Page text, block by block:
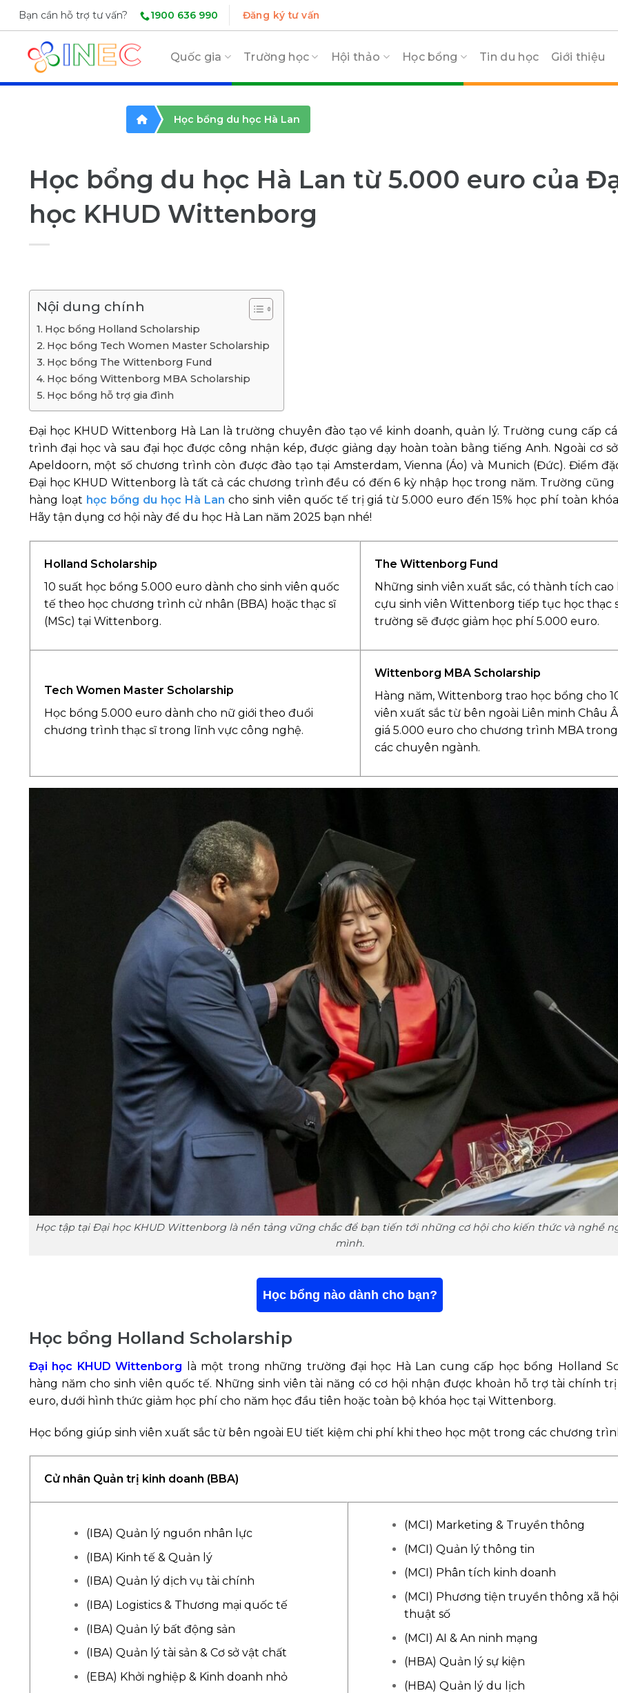
Skip
content
Bạn cần hỗ trợ tư vấn? 1900 636 990 Đăng ký tư vấn
Quốc gia Trường học Hội thảo Học bổng Tin du học Giới thiệu
Học bổng du học Hà Lan
Học bổng du học Hà Lan từ 5.000 euro của
học KHUD Wittenborg
Nội dung chính
Học bổng Holland Scholarship
Học bổng Tech Women Master Scholarship
Học bổng The Wittenborg Fund
Học bổng Wittenborg MBA Scholarship
Học bổng hỗ trợ gia đình
Đại học KHUD Wittenborg Hà Lan là trường chuyên đào tạo về kinh doanh, quản lý. Trường cung cấp
trình đại học và sau đại học được công nhận kép, được giảng dạy hoàn toàn bằng tiếng Anh. Ngoài cơ
Apeldoorn, một số chương trình còn được đào tạo tại Amsterdam, Vienna (Áo) và Munich (Đức). Điểm
Đại học KHUD Wittenborg là tất cả các chương trình đều có đến 6 kỳ nhập học trong năm. Trường cũng
hàng loạt học bổng du học Hà Lan cho sinh viên quốc tế trị giá từ 5.000 euro đến 15% học phí toàn
Hãy tận dụng cơ hội này để du học Hà Lan năm 2025 bạn nhé!
Holland Scholarship
10 suất học bổng 5.000 euro dành cho sinh viên quốc
tế theo học chương trình cử nhân (BBA) hoặc thạc sĩ
(MSc) tại Wittenborg.
The Wittenborg Fund
Những sinh viên xuất sắc, có thành tích cao
cựu sinh viên Wittenborg tiếp tục học thạc
trường sẽ được giảm học phí 5.000 euro.
Tech Women Master Scholarship
Học bổng 5.000 euro dành cho nữ giới theo đuổi
chương trình thạc sĩ trong lĩnh vực công nghệ.
Wittenborg MBA Scholarship
Hàng năm, Wittenborg trao học bổng cho
viên xuất sắc từ bên ngoài Liên minh Châu
giá 5.000 euro cho chương trình MBA
các chuyên ngành.
Học tập tại Đại học KHUD Wittenborg là nền tảng vững chắc để bạn tiến tới những cơ hội cho kiến thức và nghề
mình.
Học bổng nào dành cho bạn?
Học bổng Holland Scholarship
Đại học KHUD Wittenborg
là một trong những trường đại học Hà Lan cung cấp học bổng Holland
hàng năm cho sinh viên quốc tế. Những sinh viên tài năng có cơ hội nhận được khoản hỗ trợ tài chính trị
euro, dưới hình thức giảm học phí cho năm học đầu tiên hoặc toàn bộ khóa học tại Wittenborg.
Học bổng giúp sinh viên xuất sắc từ bên ngoài EU tiết kiệm chi phí khi theo học một trong các chương
Cử nhân Quản trị kinh doanh (BBA)
(IBA) Quản lý nguồn nhân lực
(IBA) Kinh tế & Quản lý
(IBA) Quản lý dịch vụ tài chính
(IBA) Logistics & Thương mại quốc tế
(IBA) Quản lý bất động sản
(IBA) Quản lý tài sản & Cơ sở vật chất
(EBA) Khởi nghiệp & Kinh doanh nhỏ
(MCI) Marketing & Truyền thông
(MCI) Quản lý thông tin
(MCI) Phân tích kinh doanh
(MCI) Phương tiện truyền thông xã
thuật số
(MCI) AI & An ninh mạng
(HBA) Quản lý sự kiện
(HBA) Quản lý du lịch